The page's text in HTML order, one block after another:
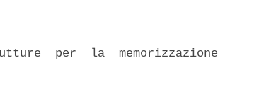
per  la  memorizzazione